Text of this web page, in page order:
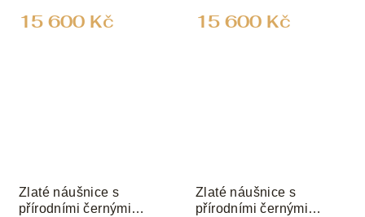
15 600 Kč 15 600 Kč
Zlaté náušnice s
přírodními černými
Zlaté náušnice s
přírodními černými